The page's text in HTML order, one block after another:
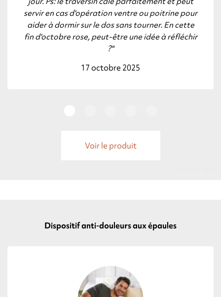
servir en cas d'opération ventre ou poitrine pour
aider à dormir sur le dos sans tourner. En cette
fin d'octobre rose, peut-être une idée à réfléchir
?"
17 octobre 2025
Voir le produit
Dispositif anti-douleurs aux épaules